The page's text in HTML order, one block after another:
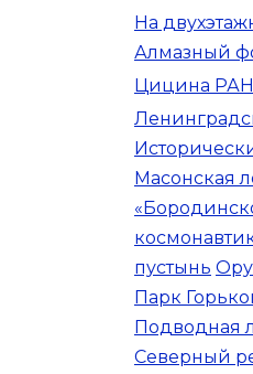
На
Алмазный
Цицина РАН
Масонская
пустынь
Парк
Подводная
Северный